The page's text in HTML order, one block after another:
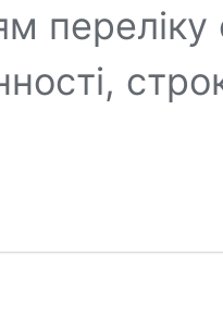
переліку